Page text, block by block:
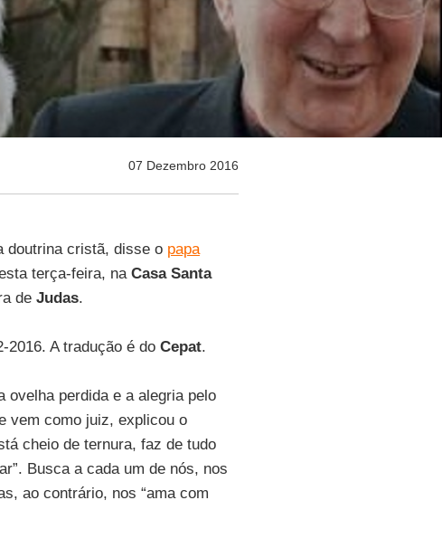
07 Dezembro 2016
doutrina cristã, disse o papa
terça-feira, na Casa Santa
de Judas.
2016. A tradução é do Cepat.
ovelha perdida e a alegria pelo
vem como juiz, explicou o
cheio de ternura, faz de tudo
Busca a cada um de nós, nos
ao contrário, nos “ama com